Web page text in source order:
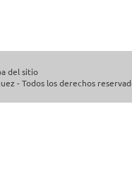
del sitio
- Todos los derechos